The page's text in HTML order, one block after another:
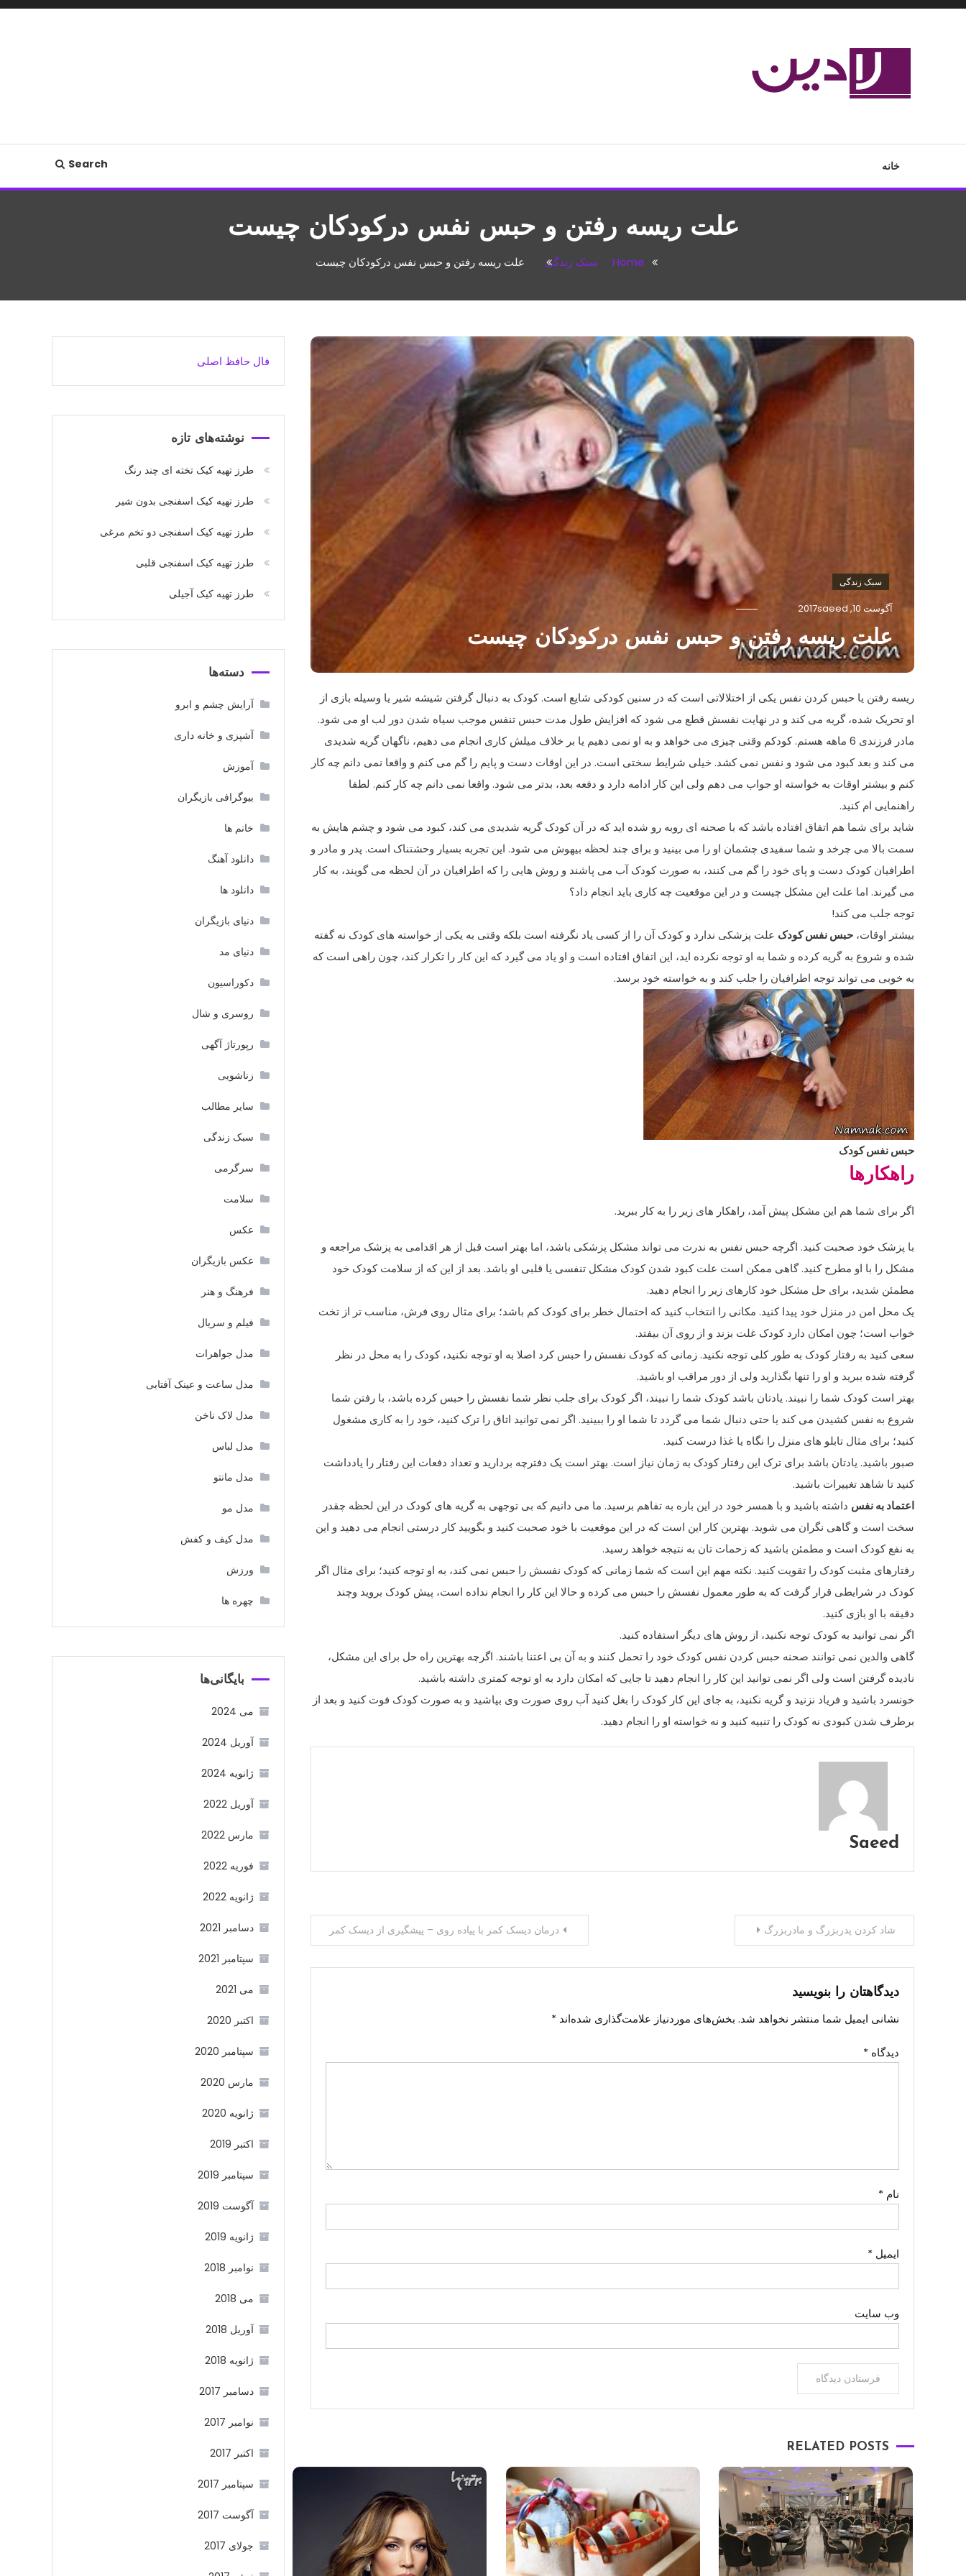
Skip
خانه Search
علت ریسه رفتن و حبس نفس درکودکان چیست
Home سبک زندگی علت ریسه رفتن و حبس نفس درکودکان چیست
سبک زندگی
آگوست 10, 2017 saeed
علت ریسه رفتن و حبس نفس درکودکان چیست
ریسه رفتن یا حبس کردن نفس یکی از اختلالاتی است که در سنین کودکی شایع است. کودک به دنبال گرفتن شیشه شیر یا وسیله بازی از
او تحریک شده، گریه می کند و در نهایت نفسش قطع می شود که افزایش طول مدت حبس تنفس موجب سیاه شدن دور لب او می شود.
مادر فرزندی 6 ماهه هستم. کودکم وقتی چیزی می خواهد و به او نمی دهیم یا بر خلاف میلش کاری انجام می دهیم، ناگهان گریه شدیدی
می کند و بعد کبود می شود و نفس نمی کشد. خیلی شرایط سختی است. در این اوقات دست و پایم را گم می کنم و واقعا نمی دانم چه کار
کنم و بیشتر اوقات به خواسته او جواب می دهم ولی این کار ادامه دارد و دفعه بعد، بدتر می شود. واقعا نمی دانم چه کار کنم. لطفا
راهنمایی ام کنید.
شاید برای شما هم اتفاق افتاده باشد که با صحنه ای روبه رو شده اید که در آن کودک گریه شدیدی می کند، کبود می شود و چشم هایش به
سمت بالا می چرخد و شما سفیدی چشمان او را می بینید و برای چند لحظه بیهوش می شود. این تجربه بسیار وحشتناک است. پدر و مادر و
اطرافیان کودک دست و پای خود را گم می کنند، به صورت کودک آب می پاشند و روش هایی را که اطرافیان در آن لحظه می گویند، به کار
می گیرند. اما علت این مشکل چیست و در این موقعیت چه کاری باید انجام داد؟
توجه جلب می کند!
بیشتر اوقات، حبس نفس کودک علت پزشکی ندارد و کودک آن را از کسی یاد نگرفته است بلکه وقتی به یکی از خواسته های کودک نه گفته
شده و شروع به گریه کرده و شما به او توجه نکرده اید، این اتفاق افتاده است و او یاد می گیرد که این کار را تکرار کند، چون راهی است که
به خوبی می تواند توجه اطرافیان را جلب کند و به خواسته خود برسد.
حبس نفس کودک
راهکارها
اگر برای شما هم این مشکل پیش آمد، راهکار های زیر را به کار ببرید.
با پزشک خود صحبت کنید. اگرچه حبس نفس به ندرت می تواند مشکل پزشکی باشد، اما بهتر است قبل از هر اقدامی به پزشک مراجعه و
مشکل را با او مطرح کنید. گاهی ممکن است علت کبود شدن کودک مشکل تنفسی یا قلبی او باشد. بعد از این که از سلامت کودک خود
مطمئن شدید، برای حل مشکل خود کارهای زیر را انجام دهید.
یک محل امن در منزل خود پیدا کنید. مکانی را انتخاب کنید که احتمال خطر برای کودک کم باشد؛ برای مثال روی فرش، مناسب تر از تخت
خواب است؛ چون امکان دارد کودک غلت بزند و از روی آن بیفتد.
سعی کنید به رفتار کودک به طور کلی توجه نکنید. زمانی که کودک نفسش را حبس کرد اصلا به او توجه نکنید، کودک را به محل در نظر
گرفته شده ببرید و او را تنها بگذارید ولی از دور مراقب او باشید.
بهتر است کودک شما را نبیند. یادتان باشد کودک شما را نبیند، اگر کودک برای جلب نظر شما نفسش را حبس کرده باشد، با رفتن شما
شروع به نفس کشیدن می کند یا حتی دنبال شما می گردد تا شما او را ببینید. اگر نمی توانید اتاق را ترک کنید، خود را به کاری مشغول
کنید؛ برای مثال تابلو های منزل را نگاه یا غذا درست کنید.
صبور باشید. یادتان باشد برای ترک این رفتار کودک به زمان نیاز است. بهتر است یک دفترچه بردارید و تعداد دفعات این رفتار را یادداشت
کنید تا شاهد تغییرات باشید.
اعتماد به نفس داشته باشید و با همسر خود در این باره به تفاهم برسید. ما می دانیم که بی توجهی به گریه های کودک در این لحظه چقدر
سخت است و گاهی نگران می شوید. بهترین کار این است که در این موقعیت با خود صحبت کنید و بگویید کار درستی انجام می دهید و این
به نفع کودک است و مطمئن باشید که زحمات تان به نتیجه خواهد رسید.
رفتارهای مثبت کودک را تقویت کنید. نکته مهم این است که شما زمانی که کودک نفسش را حبس نمی کند، به او توجه کنید؛ برای مثال اگر
کودک در شرایطی قرار گرفت که به طور معمول نفسش را حبس می کرده و حالا این کار را انجام نداده است، پیش کودک بروید وچند
دقیقه با او بازی کنید.
اگر نمی توانید به کودک توجه نکنید، از روش های دیگر استفاده کنید.
گاهی والدین نمی توانند صحنه حبس کردن نفس کودک خود را تحمل کنند و به آن بی اعتنا باشند. اگرچه بهترین راه حل برای این مشکل،
نادیده گرفتن است ولی اگر نمی توانید این کار را انجام دهید تا جایی که امکان دارد به او توجه کمتری داشته باشید.
خونسرد باشید و فریاد نزنید و گریه نکنید، به جای این کار کودک را بغل کنید آب روی صورت وی بپاشید و به صورت کودک فوت کنید و بعد از
برطرف شدن کبودی نه کودک را تنبیه کنید و نه خواسته او را انجام دهید.
Saeed
راهبری
نوشته
درمان دیسک کمر با پیاده روی – پیشگیری از دیسک کمر شاد کردن پدربزرگ و مادربزرگ
دیدگاهتان را بنویسید
نشانی ایمیل شما منتشر نخواهد شد. بخش‌های موردنیاز علامت‌گذاری شده‌اند *
دیدگاه *
نام *
ایمیل *
وب‌ سایت
RELATED POSTS
فال حافظ اصلی
نوشته‌های تازه
طرز تهیه کیک تخته ای چند رنگ
طرز تهیه کیک اسفنجی بدون شیر
طرز تهیه کیک اسفنجی دو تخم مرغی
طرز تهیه کیک اسفنجی قلبی
طرز تهیه کیک آجیلی
دسته‌ها
آرایش چشم و ابرو
آشپزی و خانه داری
آموزش
بیوگرافی بازیگران
خانم ها
دانلود آهنگ
دانلود ها
دنیای بازیگران
دنیای مد
دکوراسیون
روسری و شال
رپورتاژ آگهی
زناشویی
سایر مطالب
سبک زندگی
سرگرمی
سلامت
عکس
عکس بازیگران
فرهنگ و هنر
فیلم و سریال
مدل جواهرات
مدل ساعت و عینک آفتابی
مدل لاک ناخن
مدل لباس
مدل مانتو
مدل مو
مدل کیف و کفش
ورزش
چهره ها
بایگانی‌ها
می 2024
آوریل 2024
ژانویه 2024
آوریل 2022
مارس 2022
فوریه 2022
ژانویه 2022
دسامبر 2021
سپتامبر 2021
می 2021
اکتبر 2020
سپتامبر 2020
مارس 2020
ژانویه 2020
اکتبر 2019
سپتامبر 2019
آگوست 2019
ژانویه 2019
نوامبر 2018
می 2018
آوریل 2018
ژانویه 2018
دسامبر 2017
نوامبر 2017
اکتبر 2017
سپتامبر 2017
آگوست 2017
جولای 2017